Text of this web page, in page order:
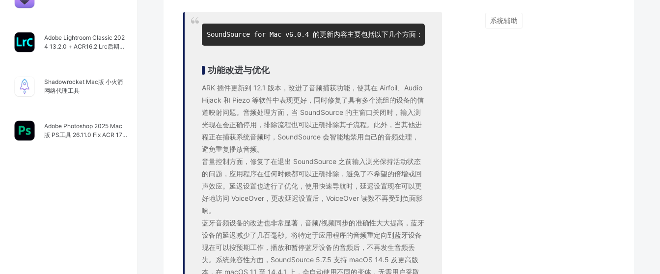
SoundSource for Mac v6.0.4 的更新内容主要包括以下几个方面：
功能改进与优化
ARK 插件更新到 12.1 版本，改进了音频捕获功能，使其在 Airfoil、Audio
Hijack 和 Piezo 等软件中表现更好，同时修复了具有多个流组的设备的信
道映射问题。音频处理方面，当 SoundSource 的主窗口关闭时，输入测
光现在会正确停用，排除流程也可以正确排除其子流程。此外，当其他进
程正在捕获系统音频时，SoundSource 会智能地禁用自己的音频处理，
避免重复播放音频。
音量控制方面，修复了在退出 SoundSource 之前输入测光保持活动状态
的问题，应用程序在任何时候都可以正确排除，避免了不希望的倍增或回
声效应。延迟设置也进行了优化，使用快速导航时，延迟设置现在可以更
好地访问 VoiceOver，更改延迟设置后，VoiceOver 读数不再受到负面影
响。
蓝牙音频设备的改进也非常显著，音频/视频同步的准确性大大提高，蓝牙
设备的延迟减少了几百毫秒。将特定于应用程序的音频重定向到蓝牙设备
现在可以按预期工作，播放和暂停蓝牙设备的音频后，不再发生音频丢
失。系统兼容性方面，SoundSource 5.7.5 支持 macOS 14.5 及更高版
本，在 macOS 11 至 14.4.1 上，会自动使用不同的变体，无需用户采取
系统辅助
Adobe Lightroom Classic 202
4 13.2.0 + ACR16.2 Lrc后期图
Shadowrocket Mac版 小火箭
网络代理工具
Adobe Photoshop 2025 Mac
版 PS工具 26.11.0 Fix ACR 17.